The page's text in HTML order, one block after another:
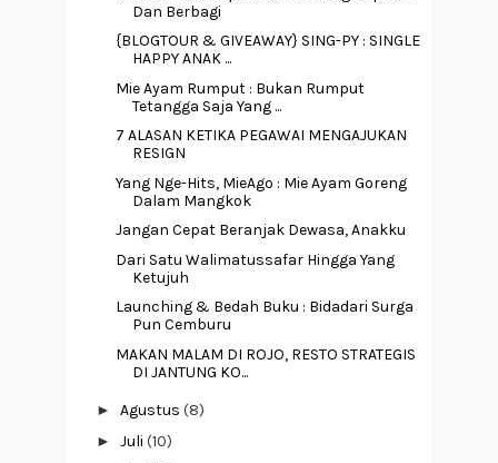
Dan Berbagi
{BLOGTOUR & GIVEAWAY} SING-PY : SINGLE
HAPPY ANAK ...
Mie Ayam Rumput : Bukan Rumput
Tetangga Saja Yang ...
7 ALASAN KETIKA PEGAWAI MENGAJUKAN
RESIGN
Yang Nge-Hits, MieAgo : Mie Ayam Goreng
Dalam Mangkok
Jangan Cepat Beranjak Dewasa, Anakku
Dari Satu Walimatussafar Hingga Yang
Ketujuh
Launching & Bedah Buku : Bidadari Surga
Pun Cemburu
MAKAN MALAM DI ROJO, RESTO STRATEGIS
DI JANTUNG KO...
► Agustus (8)
► Juli (10)